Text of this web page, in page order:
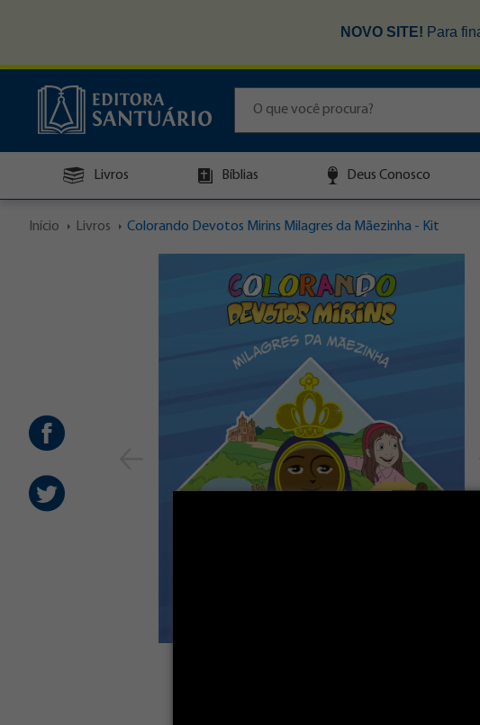
NOVO SITE! Para
Livros Bíblias Deus Conosco
Início Livros Colorando Devotos Mirins Milagres da Mãezinha - Kit